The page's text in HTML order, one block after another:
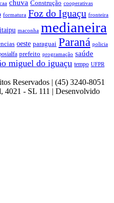
chuva Construção cooperativas
formatura Foz do Iguaçu fronteira
itaipu maconha medianeira
oeste paraguai Paraná policia
prefeito programação saúde
miguel do iguaçu tempo UFPR
Reservados | (45) 3240-8051
4021 - SL 111 | Desenvolvido